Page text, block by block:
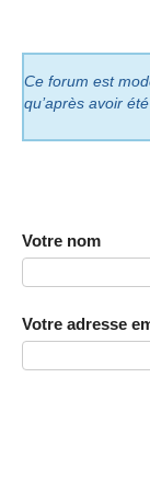
Ce forum est
qu’après avoir
Votre nom
Votre adresse